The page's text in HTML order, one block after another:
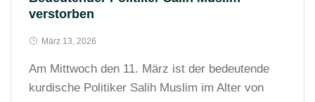
verstorben
März 13, 2026
Am Mittwoch den 11. März ist der bedeutende
kurdische Politiker Salih Muslim im Alter von